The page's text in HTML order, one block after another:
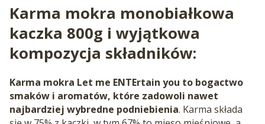
Karma mokra monobiałkowa
kaczka 800g i wyjątkowa
kompozycja składników:
Karma mokra Let me ENTErtain you to bogactwo
smaków i aromatów, które zadowoli nawet
najbardziej wybredne podniebienia. Karma składa